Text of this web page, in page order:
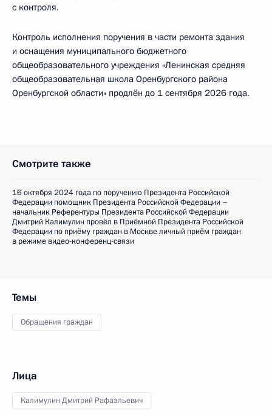
с контроля.
Контроль исполнения поручения в части ремонта здания
и оснащения муниципального бюджетного
общеобразовательного учреждения «Ленинская средняя
общеобразовательная школа Оренбургского района
Оренбургской области» продлён до 1 сентября 2026 года.
Смотрите также
16 октября 2024 года по поручению Президента Российской
Федерации помощник Президента Российской Федерации –
начальник Референтуры Президента Российской Федерации
Дмитрий Калимулин провёл в Приёмной Президента Российской
Федерации по приёму граждан в Москве личный приём граждан
в режиме видео-конференц-связи
Темы
Обращения граждан
Лица
Калимулин Дмитрий Рафаэльевич